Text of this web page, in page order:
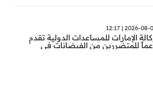
2026-08-06 |
الإمارات للمساعدات الدولية تقدم
للمتضررين من الفيضانات في